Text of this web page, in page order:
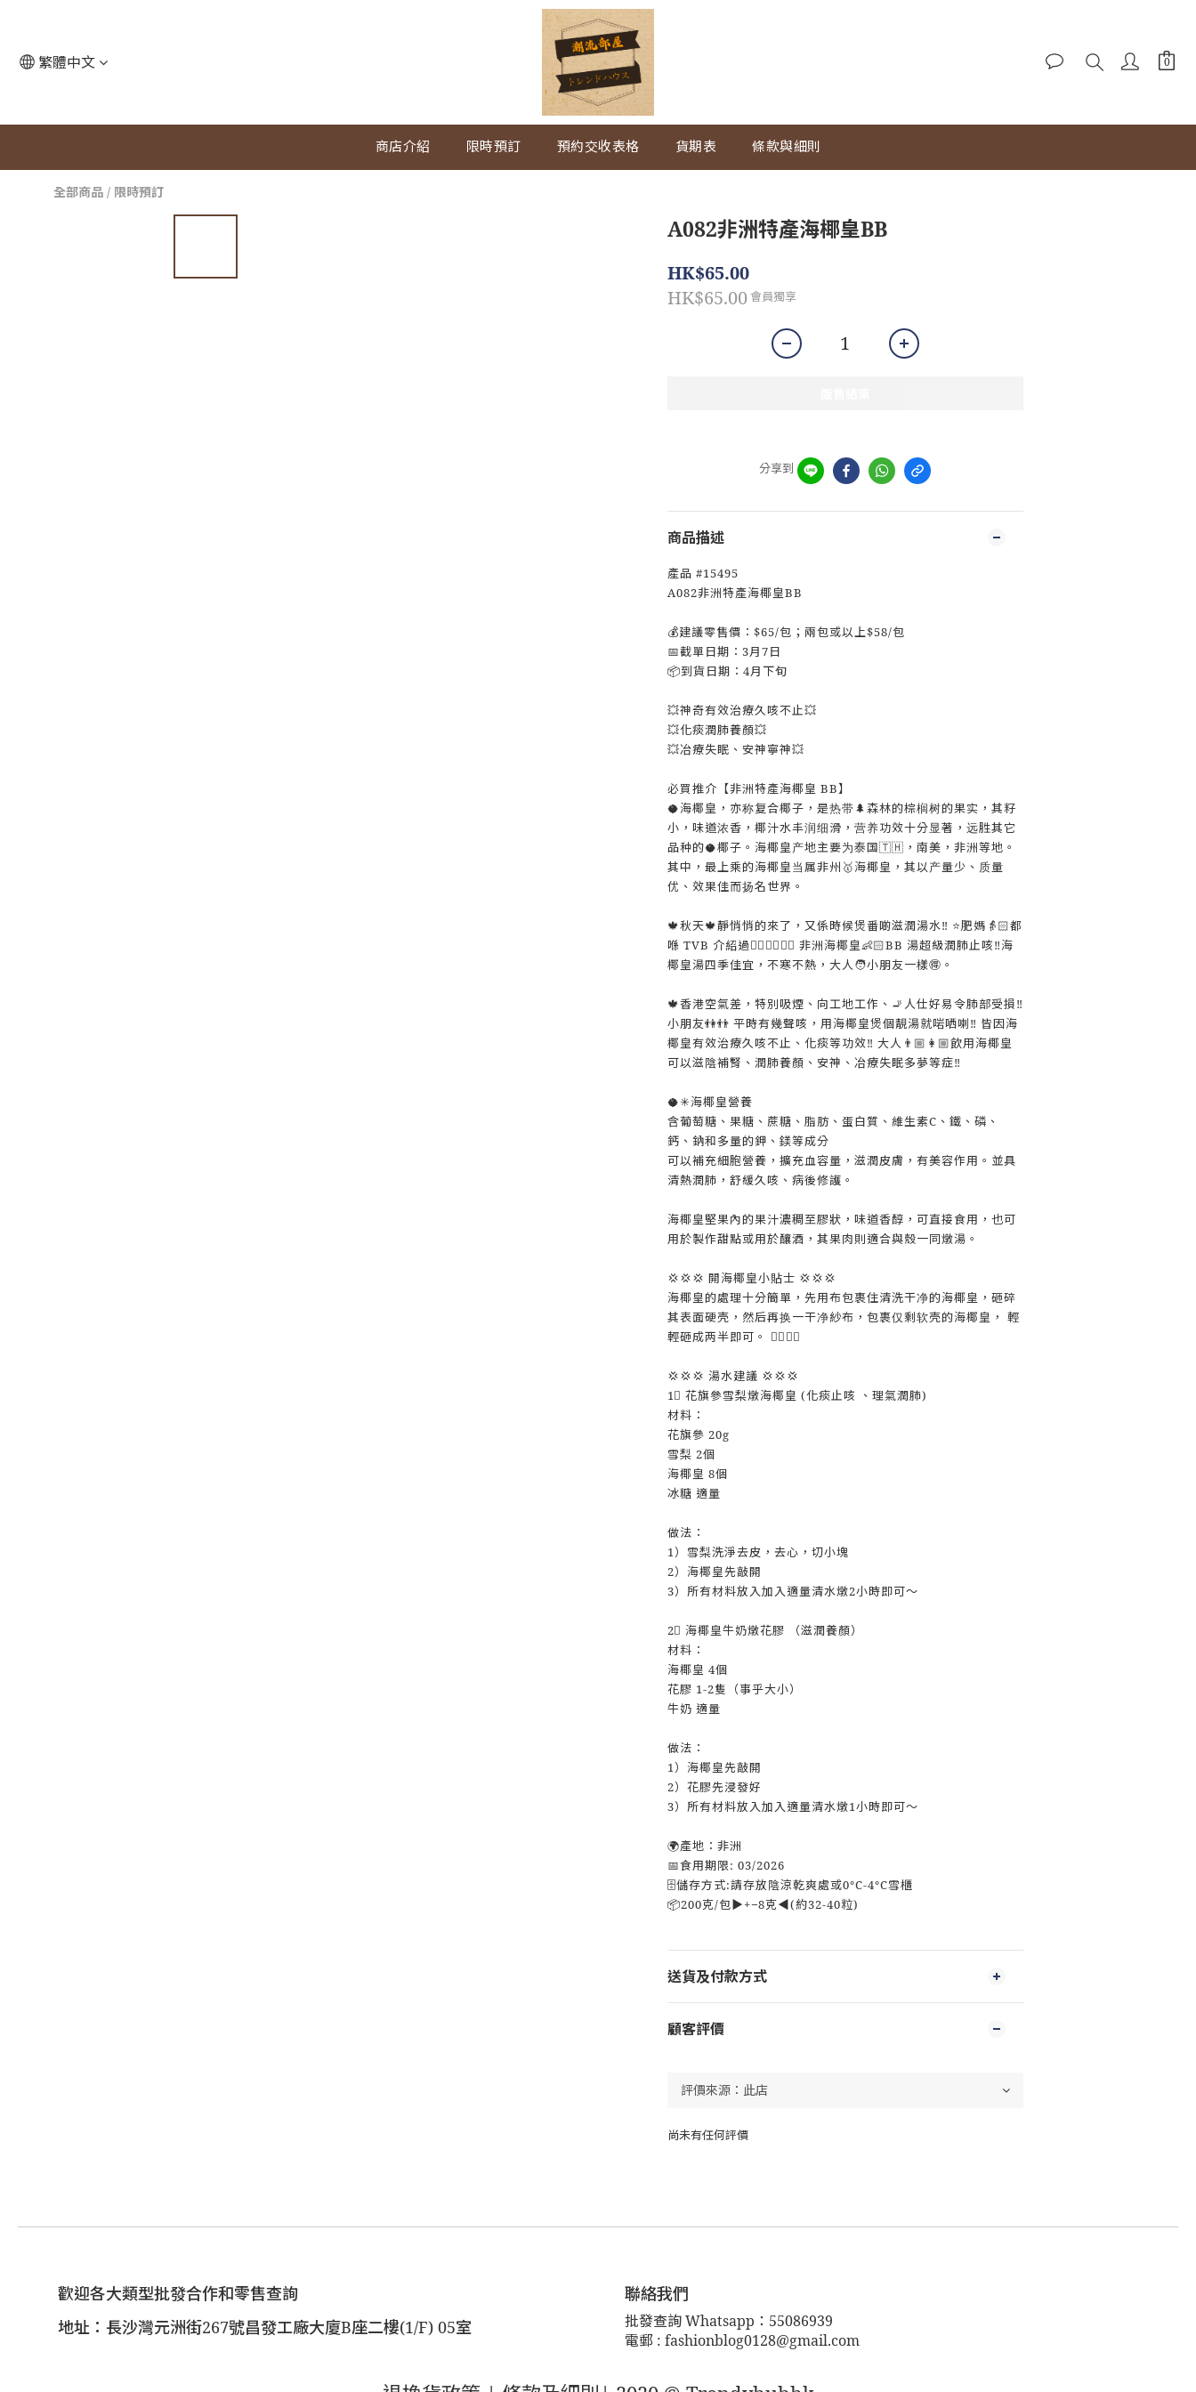
繁體中文
商店介紹 限時預訂 預約交收表格 貨期表 條款與細則
全部商品 / 限時預訂
A082非洲特產海椰皇BB
HK$65.00
HK$65.00 會員獨享
分享到
商品描述
產品 #15495
A082非洲特產海椰皇BB
💰建議零售價：$65/包；兩包或以上$58/包
📅截單日期：3月7日
📦到貨日期：4月下旬
💥神奇有效治療久咳不止💥
💥化痰潤肺養顏💥
💥冶療失眠、安神寧神💥
必買推介【非洲特產海椰皇 BB】
🥥海椰皇，亦称复合椰子，是热带🌲森林的棕榈树的果实，其籽
小，味道浓香，椰汁水丰润细滑，营养功效十分显著，远胜其它
品种的🥥椰子。海椰皇产地主要为泰国🇹🇭，南美，非洲等地。
其中，最上乘的海椰皇当属非州🥇海椰皇，其以产量少、质量
优、效果佳而扬名世界。
🍁秋天🍁靜悄悄的來了，又係時候煲番啲滋潤湯水‼️ ⭐肥媽👵🏻都
喺 TVB 介紹過👍🏻👍🏻👍🏻 非洲海椰皇👶🏻BB 湯超級潤肺止咳‼️海
椰皇湯四季佳宜，不寒不熱，大人🧑小朋友一樣🉐。
🍁香港空氣差，特別吸煙、向工地工作、🚬人仕好易令肺部受損‼️
小朋友👫👬 平時有幾聲咳，用海椰皇煲個靚湯就啱哂喇‼️ 皆因海
椰皇有效治療久咳不止、化痰等功效‼️ 大人👨🏼👩🏼飲用海椰皇
可以滋陰補腎、潤肺養顏、安神、冶療失眠多夢等症‼️
🥥✳海椰皇營養
含葡萄糖、果糖、蔗糖、脂肪、蛋白質、維生素C、鐵、磷、
鈣、鈉和多量的鉀、鎂等成分
可以補充細胞營養，擴充血容量，滋潤皮膚，有美容作用。並具
清熱潤肺，舒緩久咳、病後修護。
海椰皇堅果內的果汁濃稠至膠狀，味道香醇，可直接食用，也可
用於製作甜點或用於釀酒，其果肉則適合與殼一同燉湯。
💢💢💢 開海椰皇小貼士 💢💢💢
海椰皇的處理十分簡單，先用布包裹住清洗干净的海椰皇，砸碎
其表面硬壳，然后再换一干净紗布，包裹仅剩软壳的海椰皇， 輕
輕砸成两半即可。 ✌🏻✌🏻
💢💢💢 湯水建議 💢💢💢
1⃣ 花旗參雪梨燉海椰皇 (化痰止咳 、理氣潤肺)
材料：
花旗參 20g
雪梨 2個
海椰皇 8個
冰糖 適量
做法：
1）雪梨洗淨去皮，去心，切小塊
2）海椰皇先敲開
3）所有材料放入加入適量清水燉2小時即可～
2⃣ 海椰皇牛奶燉花膠 （滋潤養顏）
材料：
海椰皇 4個
花膠 1-2隻（事乎大小）
牛奶 適量
做法：
1）海椰皇先敲開
2）花膠先浸發好
3）所有材料放入加入適量清水燉1小時即可～
🌍產地：非洲
📅食用期限: 03/2026
🗄儲存方式:請存放陰涼乾爽處或0°C-4°C雪櫃
📦200克/包▶️+−8克◀️(約32-40粒)
送貨及付款方式
顧客評價
尚未有任何評價
歡迎各大類型批發合作和零售查詢
地址：長沙灣元洲街267號昌發工廠大廈B座二樓(1/F) 05室
聯絡我們
批發查詢 Whatsapp：55086939
電郵 : fashionblog0128@gmail.com